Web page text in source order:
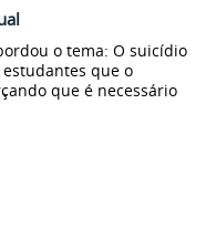
o tema: O suicídio
que o
que é necessário